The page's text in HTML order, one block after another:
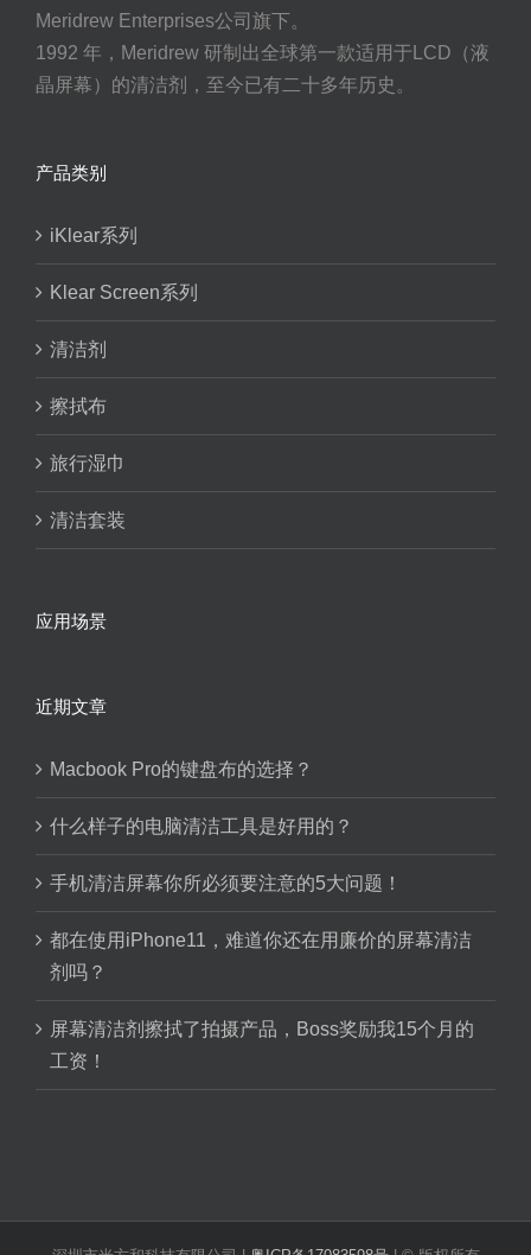
Meridrew Enterprises公司旗下。
1992 年，Meridrew 研制出全球第一款适用于LCD（液
晶屏幕）的清洁剂，至今已有二十多年历史。
产品类别
iKlear系列
Klear Screen系列
清洁剂
擦拭布
旅行湿巾
清洁套装
应用场景
近期文章
Macbook Pro的键盘布的选择？
什么样子的电脑清洁工具是好用的？
手机清洁屏幕你所必须要注意的5大问题！
都在使用iPhone11，难道你还在用廉价的屏幕清洁
剂吗？
屏幕清洁剂擦拭了拍摄产品，Boss奖励我15个月的
工资！